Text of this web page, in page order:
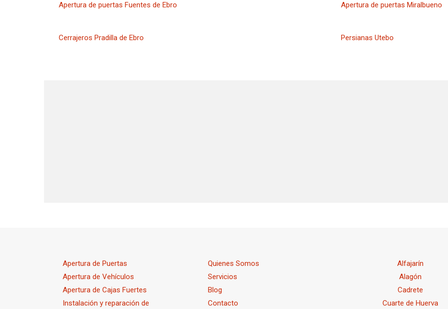
Apertura de puertas Fuentes de Ebro Apertura de puertas Miralbueno
Cerrajeros Pradilla de Ebro Persianas Utebo
Apertura de Puertas
Apertura de Vehículos
Apertura de Cajas Fuertes
Instalación y reparación de
Quienes Somos
Servicios
Blog
Contacto
Alfajarín
Alagón
Cadrete
Cuarte de Huerva